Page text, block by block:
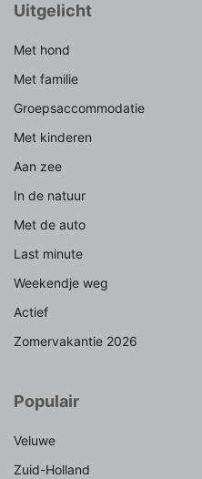
Uitgelicht
Met hond
Met familie
Groepsaccommodatie
Met kinderen
Aan zee
In de natuur
Met de auto
Last minute
Weekendje weg
Actief
Zomervakantie 2026
Populair
Veluwe
Zuid-Holland